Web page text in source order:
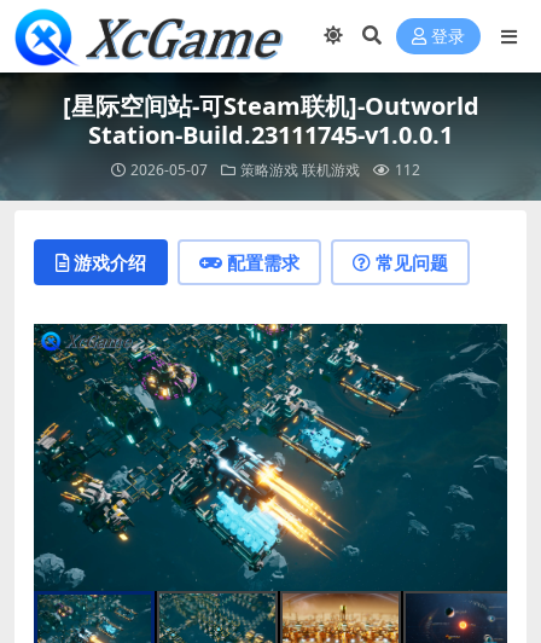
登录
[星际空间站-可Steam联机]-Outworld
Station-Build.23111745-v1.0.0.1
2026-05-07 策略游戏联机游戏 112
游戏介绍 配置需求 常见问题